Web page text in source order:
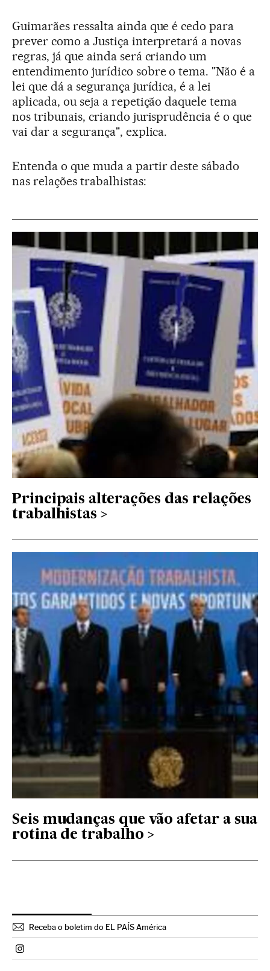
Guimarães ressalta ainda que é cedo para
prever como a Justiça interpretará a novas
regras, já que ainda será criando um
entendimento jurídico sobre o tema. "Não é a
lei que dá a segurança jurídica, é a lei
aplicada, ou seja a repetição daquele tema
nos tribunais, criando jurisprudência é o que
vai dar a segurança", explica.
Entenda o que muda a partir deste sábado
nas relações trabalhistas:
Principais alterações das relações
trabalhistas
Seis mudanças que vão afetar a sua
rotina de trabalho
Receba o boletim do EL PAÍS América
Politica El País Brasil en Instagram